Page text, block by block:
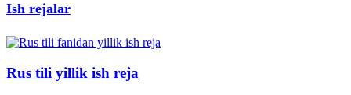
Ish rejalar
Rus tili yillik ish reja